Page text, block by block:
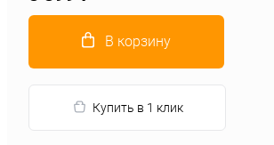
В корзину
Купить в 1 клик